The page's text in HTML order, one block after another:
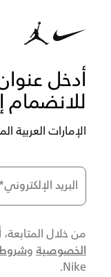
أدخل
للانضمام
الإمارات العربية
البريد الإلكتروني*
من خلال
الخصوصية وشروط
Nike.